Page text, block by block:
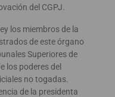
del CGPJ.
los miembros de la
de este órgano
Superiores de
los poderes del
no togadas.
de la presidenta